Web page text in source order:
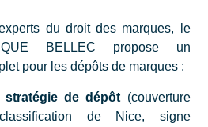
du droit des marques, le
BELLEC propose un
pour les dépôts de marques :
stratégie de dépôt (couverture
de Nice, signe